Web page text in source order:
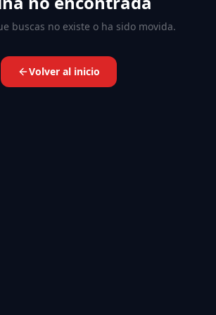
buscas no existe o ha sido movida.
Volver al inicio